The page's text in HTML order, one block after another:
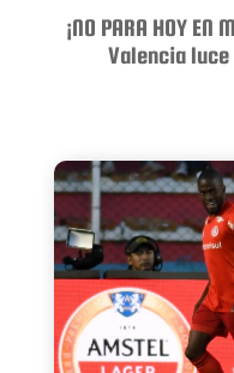
¡NO PARA HOY EN
Valencia